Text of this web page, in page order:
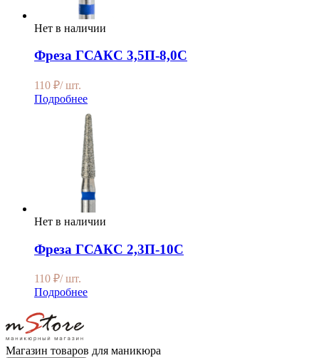
Нет в наличии
Фреза ГСАКС 3,5П-8,0С
110 ₽/ шт.
Подробнее
Нет в наличии
Фреза ГСАКС 2,3П-10С
110 ₽/ шт.
Подробнее
Магазин товаров для маникюра